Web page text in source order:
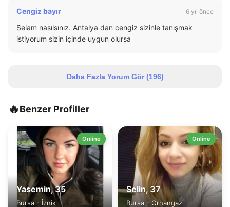
Cengiz bayır 6 yıl önce
Selam nasılsınız. Antalya dan cengiz sizinle tanışmak
istiyorum sizin içinde uygun olursa
Daha Fazla Yorum Gör (196)
🔥Benzer Profiller
Online
Yasemin, 35
Bursa - İznik
Online
Selin, 37
Bursa - Orhangazi